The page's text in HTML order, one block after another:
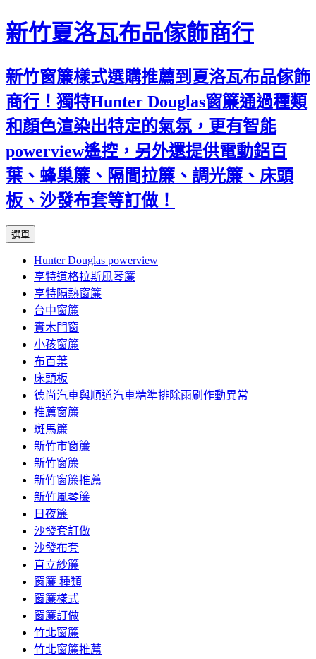
新竹夏洛瓦布品傢飾商行
新竹窗簾樣式選購推薦到夏洛瓦布品傢飾
商行！獨特Hunter Douglas窗簾通過種類
和顏色渲染出特定的氣氛，更有智能
powerview遙控，另外還提供電動鋁百
葉、蜂巢簾、隔間拉簾、調光簾、床頭
板、沙發布套等訂做！
選單
內
容
Hunter Douglas powerview
亨特道格拉斯風琴簾
亨特隔熱窗簾
台中窗簾
實木門窗
小孩窗簾
布百葉
床頭板
德尚汽車與順道汽車精準排除雨刷作動異常
推薦窗簾
斑馬簾
新竹市窗簾
新竹窗簾
新竹窗簾推薦
新竹風琴簾
日夜簾
沙發套訂做
沙發布套
直立紗簾
窗簾 種類
窗簾樣式
窗簾訂做
竹北窗簾
竹北窗簾推薦